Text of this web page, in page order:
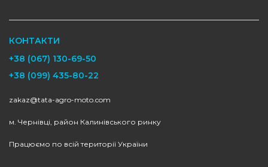
КОНТАКТИ
+38 (067) 130-69-50
+38 (099) 435-80-22
zakaz@tata-agro-moto.com
м. Чернівці, район Калинівського ринку
Працюємо по всій території України